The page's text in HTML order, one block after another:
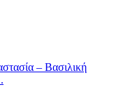
– Βασιλική